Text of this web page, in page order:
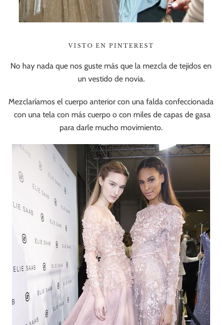
VISTO EN PINTEREST
No hay nada que nos guste más que la mezcla de tejidos en
un vestido de novia.
Mezclaríamos el cuerpo anterior con una falda confeccionada
con una tela con más cuerpo o con miles de capas de gasa
para darle mucho movimiento.